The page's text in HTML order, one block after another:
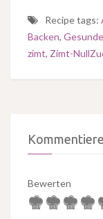
Recipe tags:
Backen,
zimt, Zimt-
Bewerten